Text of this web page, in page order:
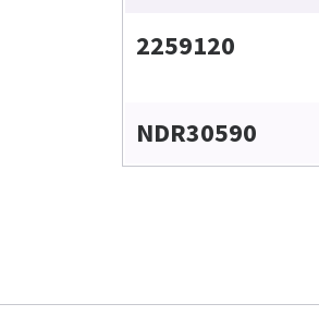
2259120
NDR30590